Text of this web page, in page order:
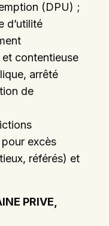
(DPU) ;
d’utilité
contentieuse
arrêté
de
excès
référés) et
PRIVE,